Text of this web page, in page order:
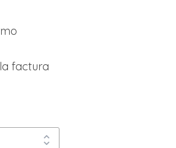
factura